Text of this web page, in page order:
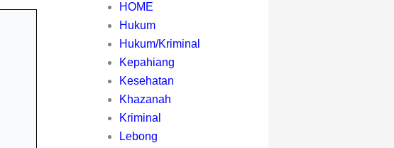
HOME
Hukum
Hukum/Kriminal
Kepahiang
Kesehatan
Khazanah
Kriminal
Lebong